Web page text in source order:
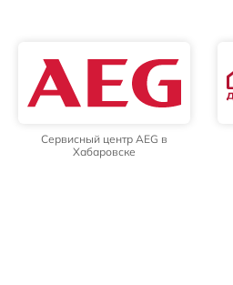
Сервисный центр AEG в
Хабаровске